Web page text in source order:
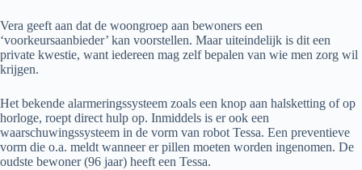
Vera geeft aan dat de woongroep aan bewoners een
‘voorkeursaanbieder’ kan voorstellen. Maar uiteindelijk is dit een
private kwestie, want iedereen mag zelf bepalen van wie men zorg wil
krijgen.
Het bekende alarmeringssysteem zoals een knop aan halsketting of op
horloge, roept direct hulp op. Inmiddels is er ook een
waarschuwingssysteem in de vorm van robot Tessa. Een preventieve
vorm die o.a. meldt wanneer er pillen moeten worden ingenomen. De
oudste bewoner (96 jaar) heeft een Tessa.